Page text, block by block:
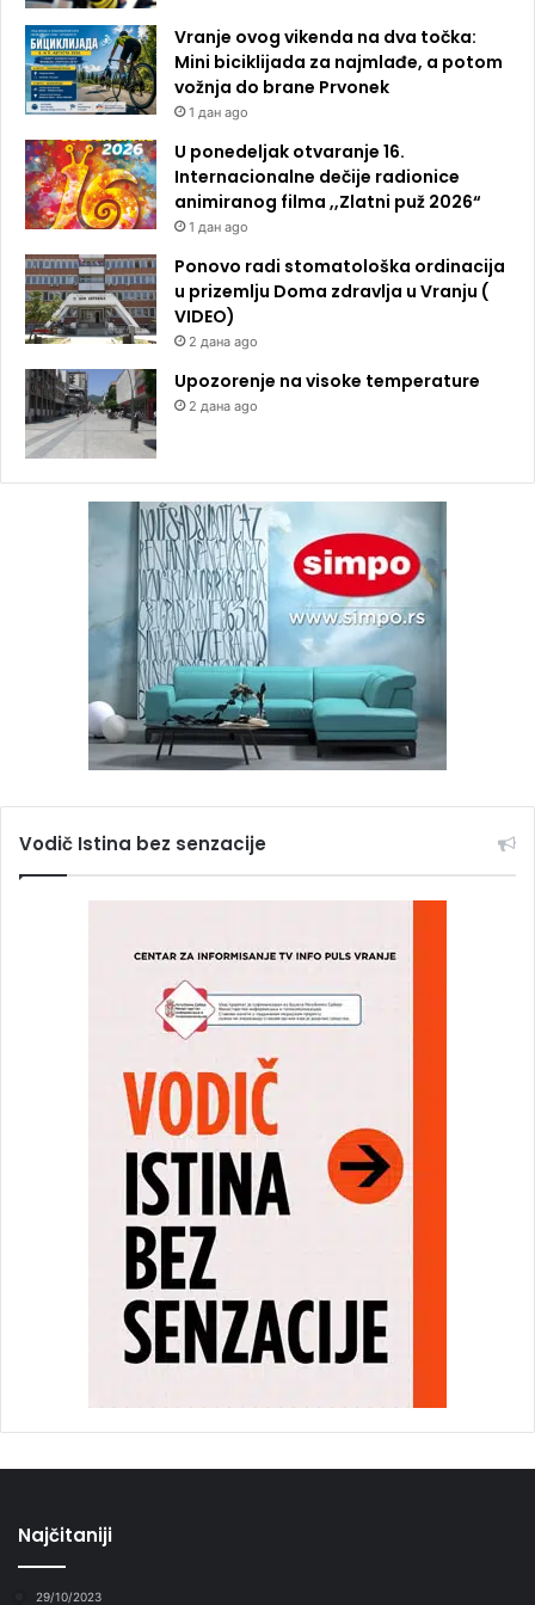
Vranje ovog vikenda na dva točka:
Mini biciklijada za najmlađe, a potom
vožnja do brane Prvonek
1 дан ago
U ponedeljak otvaranje 16.
Internacionalne dečije radionice
animiranog filma ,,Zlatni puž 2026“
1 дан ago
Ponovo radi stomatološka ordinacija
u prizemlju Doma zdravlja u Vranju (
VIDEO)
2 дана ago
Upozorenje na visoke temperature
2 дана ago
Vodič Istina bez senzacije
Najčitaniji
29/10/2023